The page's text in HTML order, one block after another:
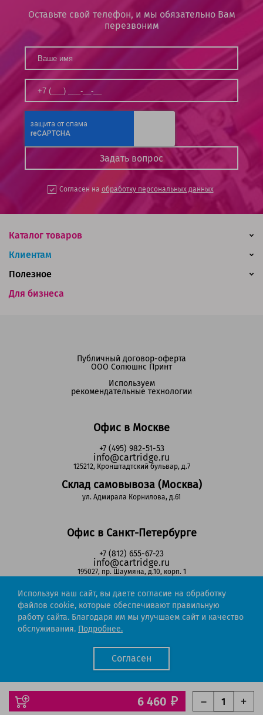
6 460
Оставьте свой телефон, и мы обязательно Вам
перезвоним
Согласен на обработку персональных данных
Каталог товаров
Клиентам
Для бизнеса
Полезное
Офис в Москве
+7 (495) 982-51-53
info@cartridge.ru
125212, Кронштадтский бульвар, д.7
Склад самовывоза (Москва)
ул. Адмирала Корнилова, д.61
Офис в Санкт-Петербурге
+7 (812) 655-67-23
info@cartridge.ru
195027, пр. Шаумяна, д.10, корп. 1
Склад самовывоза (Санкт-Петербург)
пр-т Маршала Блюхера, д.78Б
8-800-302-51-53
(звонок бесплатный)
Публичный договор-оферта
ООО Солюшнс Принт
Используем
рекомендательные технологии
Cartridge.ru 2012-2026. Все права защищены
Политика конфиденциальности
Используя наш сайт, вы даете согласие на обработку
файлов cookie, которые обеспечивают правильную
работу сайта. Благодаря им мы улучшаем сайт и качество
обслуживания. Подробнее.
Согласен